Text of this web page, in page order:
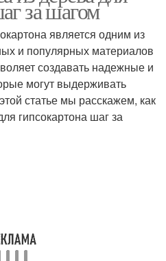
за шагом
является одним из
и популярных материалов
создавать надежные и
могут выдерживать
статье мы расскажем, как
гипсокартона шаг за